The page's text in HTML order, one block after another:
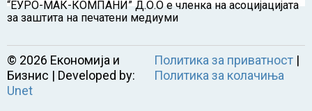
“ЕУРО-МАК-КОМПАНИ” Д.О.О е членка на асоцијацијата
за заштита на печатени медиуми
© 2026 Економија и
Бизнис | Developed by:
Unet
Политика за приватност|
Политика за колачиња